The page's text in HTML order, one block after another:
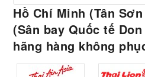
Hồ Chí Minh (Tân
(Sân bay Quốc tế
hãng hàng không